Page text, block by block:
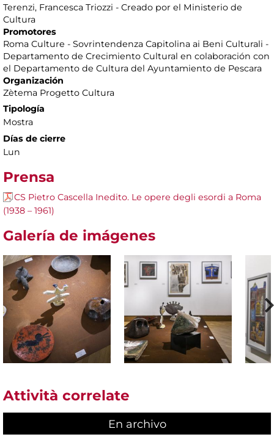
Terenzi, Francesca Triozzi - Creado por el Ministerio de
Cultura
Promotores
Roma Culture - Sovrintendenza Capitolina ai Beni Culturali -
Departamento de Crecimiento Cultural en colaboración con
el Departamento de Cultura del Ayuntamiento de Pescara
Organización
Zètema Progetto Cultura
Tipología
Mostra
Días de cierre
Lun
Prensa
CS Pietro Cascella Inedito. Le opere degli esordi a Roma
(1938 – 1961)
Galería de imágenes
Attività correlate
En archivo